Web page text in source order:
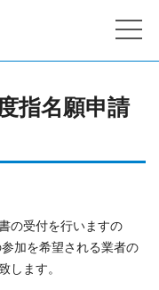
指名願申請
の受付を行いますの
加を希望される業者の
します。